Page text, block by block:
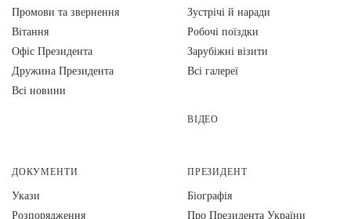
Промови та звернення
Вiтання
Офіс Президента
Дружина Президента
Всі новини
Зустрічі й наради
Робочі поїздки
Зарубіжні візити
Всі галереї
ВІДЕО
ДОКУМЕНТИ
Укази
Розпорядження
ПРЕЗИДЕНТ
Біографія
Про Президента України